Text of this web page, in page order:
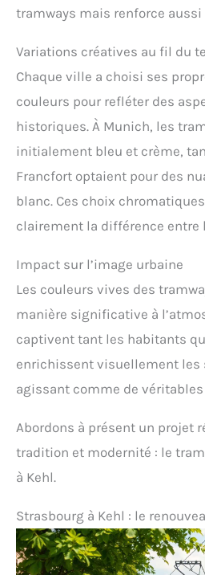
tramways mais renforce
Variations créatives au fil du
Chaque ville a choisi ses
couleurs pour refléter des
historiques. À Munich, les
initialement bleu et crème,
Francfort optaient pour des
blanc. Ces choix
clairement la différence entre
Impact sur l’image urbaine
Les couleurs vives des
manière significative à
captivent tant les habitants
enrichissent visuellement les
agissant comme de
Abordons à présent un projet
tradition et modernité : le
à Kehl.
Strasbourg à Kehl : le